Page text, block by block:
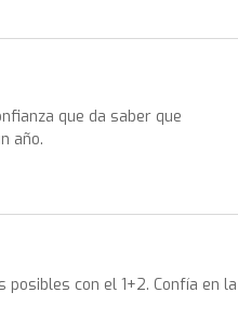
que da saber que
año.
con el 1+2. Confía en la